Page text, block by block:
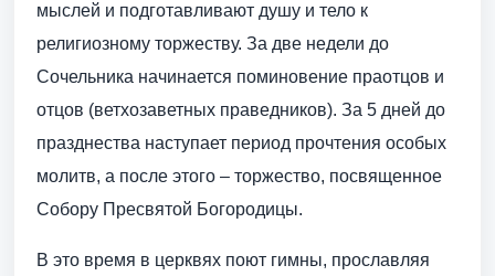
мыслей и подготавливают душу и тело к
религиозному торжеству. За две недели до
Сочельника начинается поминовение праотцов и
отцов (ветхозаветных праведников). За 5 дней до
празднества наступает период прочтения особых
молитв, а после этого – торжество, посвященное
Собору Пресвятой Богородицы.
В это время в церквях поют гимны, прославляя